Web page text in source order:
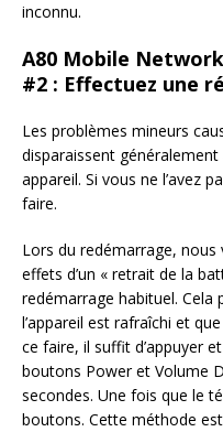
inconnu.
A80 Mobile
#2 : Effectuez une
Les problèmes mineurs
disparaissent généralement
appareil. Si vous ne l’avez
faire.
Lors du redémarrage,
effets d’un « retrait de la
redémarrage habituel. Cela
l’appareil est rafraîchi et
ce faire, il suffit d’appuyer
boutons Power et Volume
secondes. Une fois que le
boutons. Cette méthode